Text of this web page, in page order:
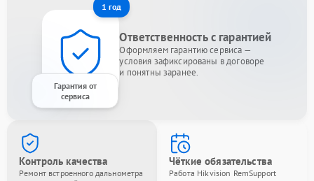
1 год
Гарантия от
сервиса
Ответственность с гарантией
Оформляем гарантию сервиса —
условия зафиксированы в договоре
и понятны заранее.
Контроль качества
Ремонт встроенного дальнометра
Чёткие обязательства
Работа Hikvision RemSupport